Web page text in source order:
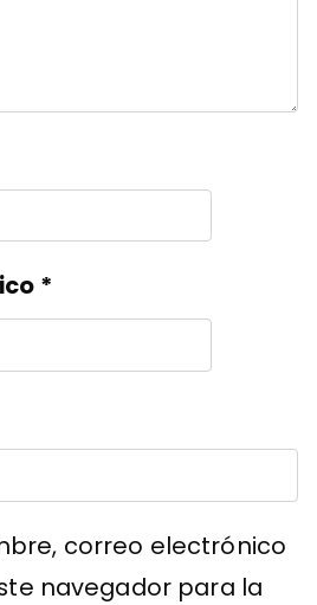
*
correo electrónico
navegador para la